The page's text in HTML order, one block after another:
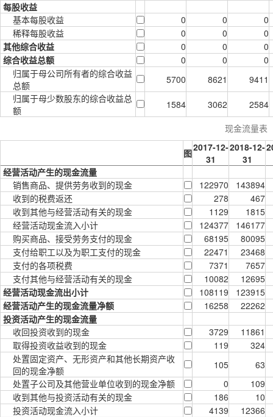
每股收益
基本每股收益
0 0
0
稀释每股收益
0 0
0
其他综合收益
0 0
0
综合收益总额
0 0
0
归属于母公司所有者的综合收益
总额
5700 8621
9411
归属于母少数股东的综合收益总
额
1584 3062
2584
现金流量表
图2017-12-
31
2018-12-
31
经营活动产生的现金流量
销售商品、提供劳务收到的现金
122970 143894
收到的税费返还
278
467
收到其他与经营活动有关的现金
1129
1815
经营活动现金流入小计
124377 146177
购买商品、接受劳务支付的现金
68195
80095
支付给职工以及为职工支付的现金
22471
23468
支付的各项税费
7371
7657
支付其他与经营活动有关的现金
10082
12695
经营活动现金流出小计
108119 123915
经营活动产生的现金流量净额
16258
22262
投资活动产生的现金流量
收回投资收到的现金
3729
11861
取得投资收益收到的现金
119
324
处置固定资产、无形资产和其他长期资产收
回的现金净额
105
63
处置子公司及其他营业单位收到的现金净额
0
109
收到其他与投资活动有关的现金
186
10
投资活动现金流入小计
4139
12366